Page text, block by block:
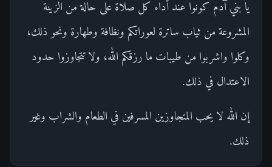
يا بني آدم كونوا عند أداء كل صلاة على حالة من الزينة
المشروعة من ثياب ساترة لعوراتكم ونظافة وطهارة ونحو ذلك،
وكلوا واشربوا من طيبات ما رزقكم الله، ولا تتجاوزوا حدود
الاعتدال في ذلك.
إن الله لا يحب المتجاوزين المسرفين في الطعام والشراب وغير
ذلك.